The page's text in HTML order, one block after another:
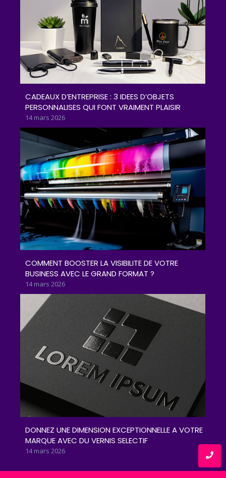
CADEAUX D’ENTREPRISE : 3 IDEES D’OBJETS
PERSONNALISES QUI FONT VRAIMENT PLAISIR
14 mars 2026
COMMENT BOOSTER LA VISIBILITE DE VOTRE
BUSINESS AVEC LE GRAND FORMAT ?
14 mars 2026
DONNEZ UNE DIMENSION EXCEPTIONNELLE A VOTRE
MARQUE AVEC DU VERNIS SELECTIF
14 mars 2026